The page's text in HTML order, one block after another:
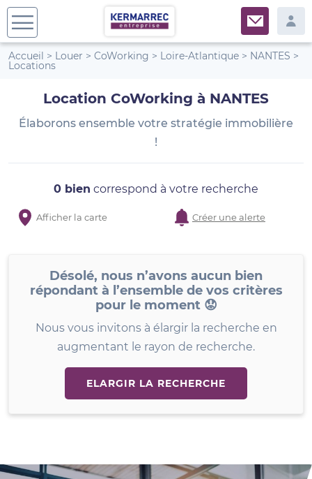
Accueil > Louer > CoWorking > Loire-Atlantique > NANTES >
Locations
Location CoWorking à NANTES
Élaborons ensemble votre stratégie immobilière
!
0 bien correspond à votre recherche
Afficher la carte Créer une alerte
Désolé, nous n’avons aucun bien
répondant à l’ensemble de vos critères
pour le moment 😟
Nous vous invitons à élargir la recherche en
augmentant le rayon de recherche.
ELARGIR LA RECHERCHE